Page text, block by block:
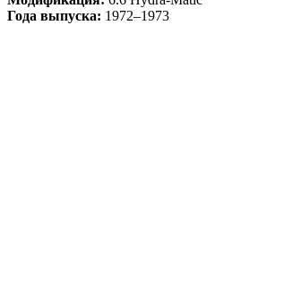
Года выпуска: 1972–1973